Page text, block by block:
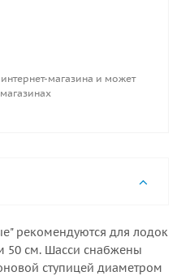
магазина и может
рекомендуются для лодок
50 см. Шасси снабжены
ступицей диаметром